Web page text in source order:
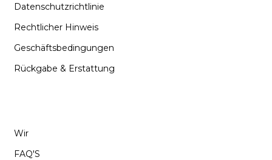
Datenschutzrichtlinie
Rechtlicher Hinweis
Geschäftsbedingungen
Rückgabe & Erstattung
Wir
FAQ'S